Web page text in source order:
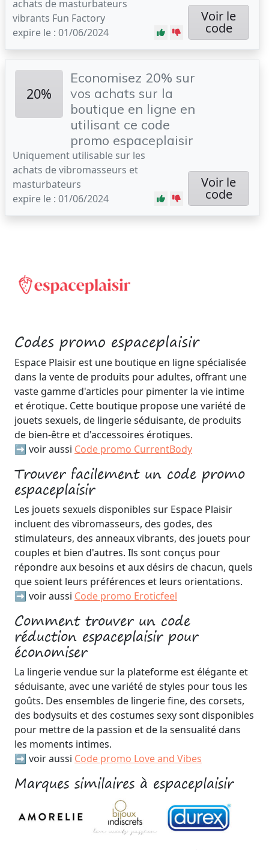
Codes promo espaceplaisir
Espace Plaisir est une boutique en ligne spécialisée
dans la vente de produits pour adultes, offrant une
vaste gamme d'articles pour pimenter la vie intime
et érotique. Cette boutique propose une variété de
jouets sexuels, de lingerie séduisante, de produits
de bien-être et d'accessoires érotiques.
➡️ voir aussi Code promo CurrentBody
Trouver facilement un code promo
espaceplaisir
Les jouets sexuels disponibles sur Espace Plaisir
incluent des vibromasseurs, des godes, des
stimulateurs, des anneaux vibrants, des jouets pour
couples et bien d'autres. Ils sont conçus pour
répondre aux besoins et aux désirs de chacun, quels
que soient leurs préférences et leurs orientations.
➡️ voir aussi Code promo Eroticfeel
Comment trouver un code
réduction espaceplaisir pour
économiser
La lingerie vendue sur la plateforme est élégante et
séduisante, avec une variété de styles pour tous les
goûts. Des ensembles de lingerie fine, des corsets,
des bodysuits et des costumes sexy sont disponibles
pour mettre de la passion et de la sensualité dans
les moments intimes.
➡️ voir aussi Code promo Love and Vibes
Marques similaires à espaceplaisir
achats de masturbateurs
vibrants Fun Factory
expire le : 01/06/2024
Voir le
code
20%
Economisez 20% sur
vos achats sur la
boutique en ligne en
utilisant ce code
promo espaceplaisir
Uniquement utilisable sur les
achats de vibromasseurs et
masturbateurs
expire le : 01/06/2024
Voir le
code